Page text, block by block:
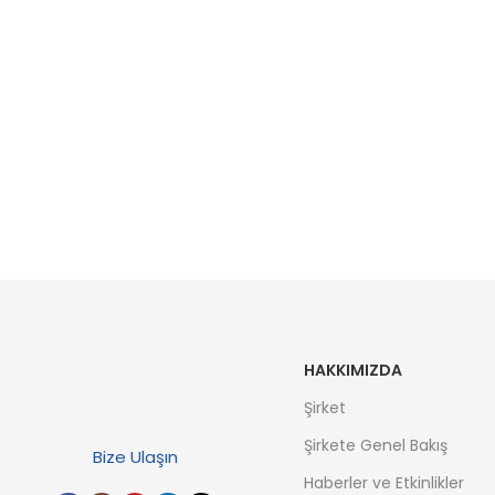
Bize Ulaşın
HAKKIMIZDA
Şirket
Şirkete Genel Bakış
Haberler ve Etkinlikler